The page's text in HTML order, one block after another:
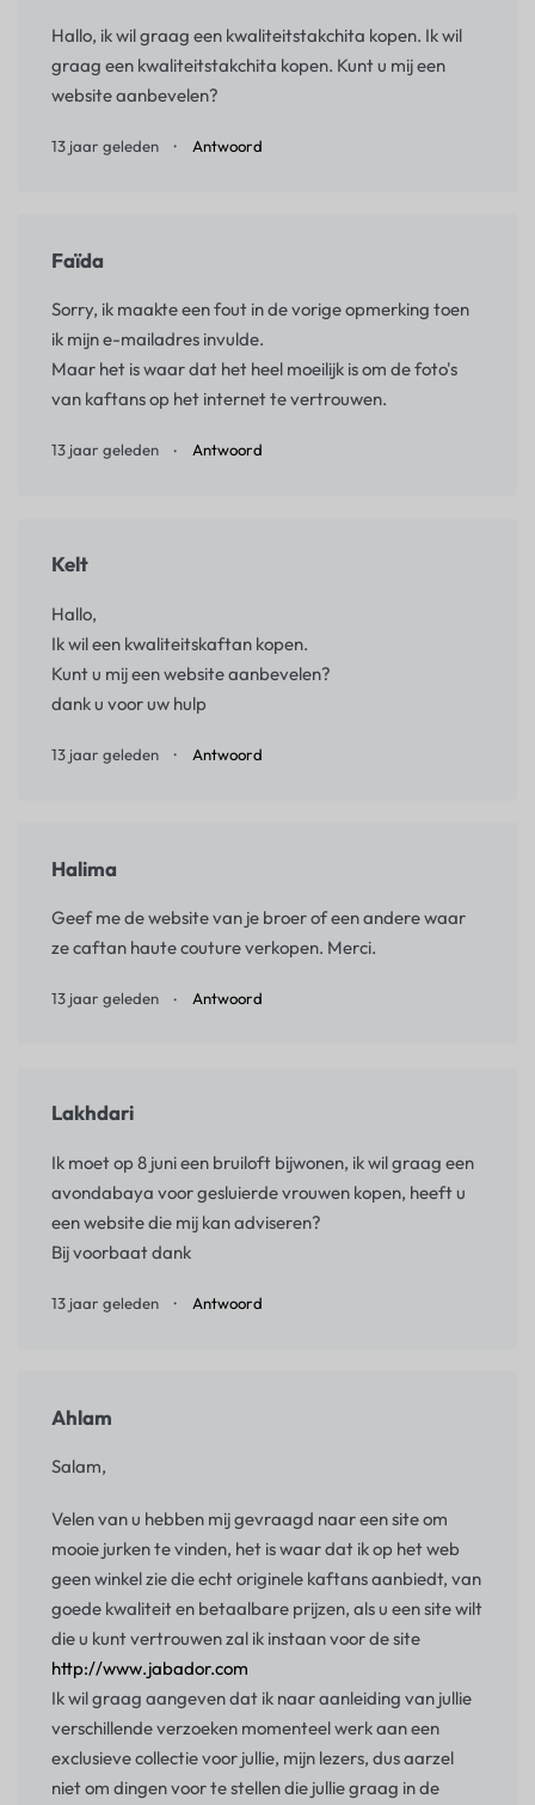
Hallo, ik wil graag een kwaliteitstakchita kopen. Ik wil
graag een kwaliteitstakchita kopen. Kunt u mij een
website aanbevelen?
13 jaar geleden Antwoord
Faïda
Sorry, ik maakte een fout in de vorige opmerking toen
ik mijn e-mailadres invulde.
Maar het is waar dat het heel moeilijk is om de foto's
van kaftans op het internet te vertrouwen.
13 jaar geleden Antwoord
Kelt
Hallo,
Ik wil een kwaliteitskaftan kopen.
Kunt u mij een website aanbevelen?
dank u voor uw hulp
13 jaar geleden Antwoord
Halima
Geef me de website van je broer of een andere waar
ze caftan haute couture verkopen. Merci.
13 jaar geleden Antwoord
Lakhdari
Ik moet op 8 juni een bruiloft bijwonen, ik wil graag een
avondabaya voor gesluierde vrouwen kopen, heeft u
een website die mij kan adviseren?
Bij voorbaat dank
13 jaar geleden Antwoord
Ahlam
Salam,
Velen van u hebben mij gevraagd naar een site om
mooie jurken te vinden, het is waar dat ik op het web
geen winkel zie die echt originele kaftans aanbiedt, van
goede kwaliteit en betaalbare prijzen, als u een site wilt
die u kunt vertrouwen zal ik instaan voor de site
http://www.jabador.com
Ik wil graag aangeven dat ik naar aanleiding van jullie
verschillende verzoeken momenteel werk aan een
exclusieve collectie voor jullie, mijn lezers, dus aarzel
niet om dingen voor te stellen die jullie graag in de